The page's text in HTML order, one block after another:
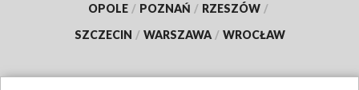
OPOLE / POZNAŃ / RZESZÓW /
SZCZECIN / WARSZAWA / WROCŁAW